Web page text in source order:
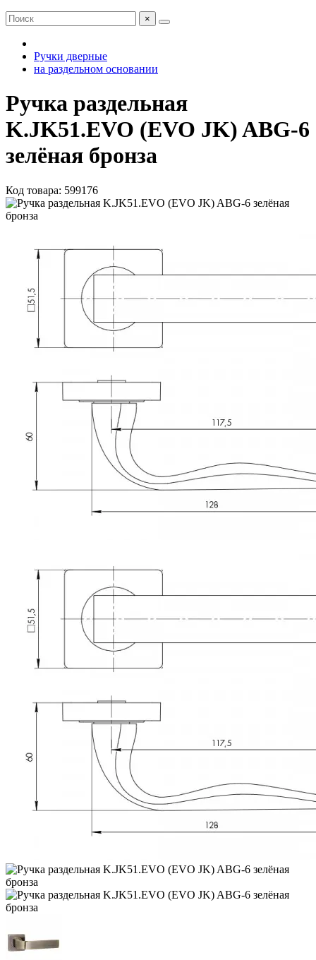
×
Ручки дверные
на раздельном основании
Ручка раздельная
K.JK51.EVO (EVO JK) ABG-6
зелёная бронза
Код товара: 599176